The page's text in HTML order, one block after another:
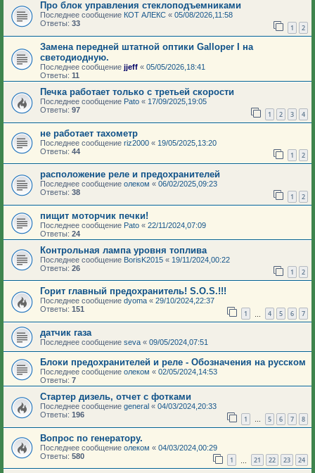
Про блок управления стеклоподъемниками
Последнее сообщение КОТ АЛЕКС « 05/08/2026,11:58
Ответы: 33 1 2
Замена передней штатной оптики Galloper I на
светодиодную.
Последнее сообщение jjeff « 05/05/2026,18:41
Ответы: 11
Печка работает только с третьей скорости
Последнее сообщение Pato « 17/09/2025,19:05
Ответы: 97 1 2 3 4
не работает тахометр
Последнее сообщение riz2000 « 19/05/2025,13:20
Ответы: 44 1 2
расположение реле и предохранителей
Последнее сообщение олеком « 06/02/2025,09:23
Ответы: 38 1 2
пищит моторчик печки!
Последнее сообщение Pato « 22/11/2024,07:09
Ответы: 24
Контрольная лампа уровня топлива
Последнее сообщение BorisK2015 « 19/11/2024,00:22
Ответы: 26 1 2
Горит главный предохранитель! S.O.S.!!!
Последнее сообщение dyoma « 29/10/2024,22:37
Ответы: 151 1 4 5 6 7
датчик газа
Последнее сообщение seva « 09/05/2024,07:51
Блоки предохранителей и реле - Обозначения на русском
Последнее сообщение олеком « 02/05/2024,14:53
Ответы: 7
Стартер дизель, отчет с фотками
Последнее сообщение general « 04/03/2024,20:33
Ответы: 196 1 … 5 6 7 8
Вопрос по генератору.
Последнее сообщение олеком « 04/03/2024,00:29
Ответы: 580 1 21 22 23 24